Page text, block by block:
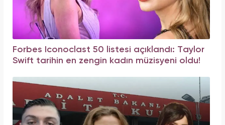
Forbes Iconoclast 50 listesi açıklandı: Taylor
Swift tarihin en zengin kadın müzisyeni oldu!